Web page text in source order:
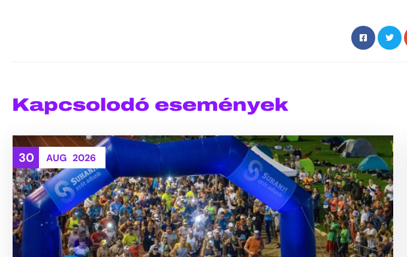
Kapcsolodó események
30 AUG 2026